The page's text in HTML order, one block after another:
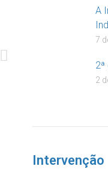
A
7
2
Intervenção